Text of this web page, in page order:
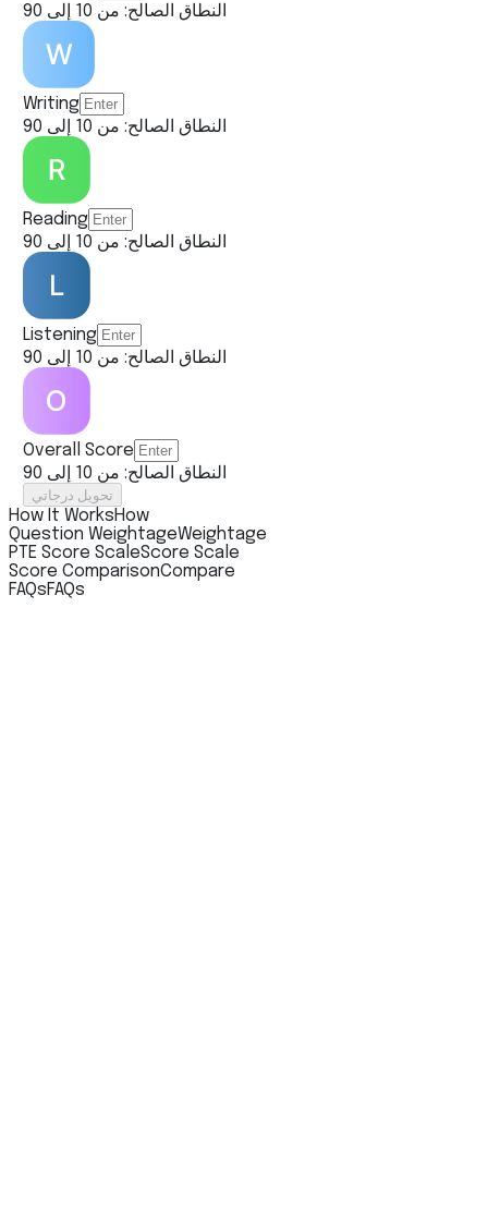
النطاق الصالح: من 10 إلى 90
Writing
النطاق الصالح: من 10 إلى 90
Reading
النطاق الصالح: من 10 إلى 90
Listening
النطاق الصالح: من 10 إلى 90
Overall Score
النطاق الصالح: من 10 إلى 90
تحويل درجاتي
How It WorksHow
Question WeightageWeightage
PTE Score ScaleScore Scale
Score ComparisonCompare
FAQsFAQs